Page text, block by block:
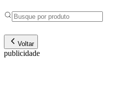
Voltar
publicidade